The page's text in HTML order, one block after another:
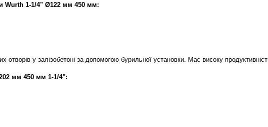
Wurth 1-1/4" Ø122 мм 450 мм:
у залізобетоні за допомогою бурильної установки. Має високу
мм 450 мм 1-1/4":